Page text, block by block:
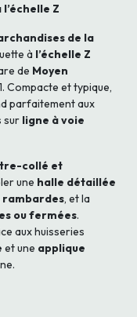
Z
de la
à l’échelle Z
de Moyen
Compacte et typique,
parfaitement aux
sur ligne à voie
collé et
une halle détaillée
rambardes, et la
ou fermées.
aux huisseries
et une applique